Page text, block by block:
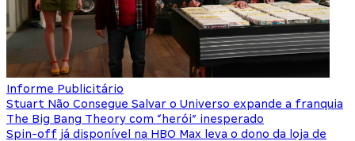
Informe Publicitário
Stuart Não Consegue Salvar o Universo expande a franquia
The Big Bang Theory com “herói” inesperado
Spin-off já disponível na HBO Max leva o dono da loja de